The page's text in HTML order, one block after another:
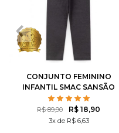
1 3 4
CONJUNTO FEMININO
INFANTIL SMAC SANSÃO
- TURMA DA MÔNICA
R$ 89,90 R$ 18,90
3x de R$ 6,63